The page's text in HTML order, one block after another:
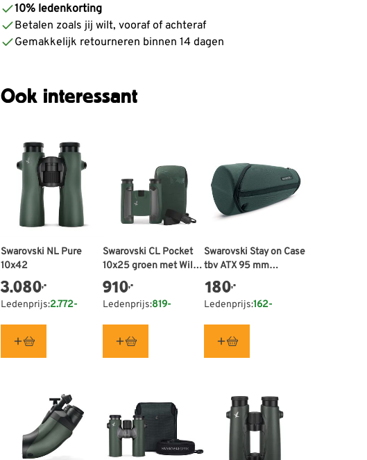
10% ledenkorting
Betalen zoals jij wilt, vooraf of achteraf
Gemakkelijk retourneren binnen 14 dagen
Ook interessant
Swarovski NL Pure
10x42
3.080,-
Ledenprijs:2.772-
Swarovski CL Pocket
10x25 groen met Wild
Nature accessoire
pakket
910,-
Ledenprijs:819-
Swarovski Stay on Case
tbv ATX 95 mm
objectief module
180,-
Ledenprijs:162-